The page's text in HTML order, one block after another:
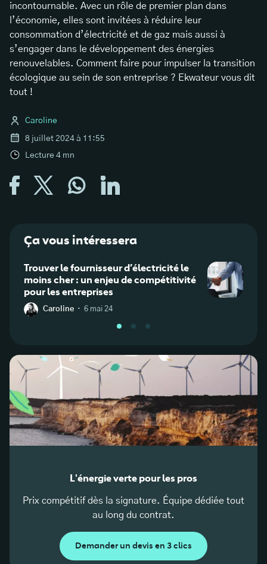
incontournable. Avec un rôle de premier plan dans
l’économie, elles sont invitées à réduire leur
consommation d’électricité et de gaz mais aussi à
s’engager dans le développement des énergies
renouvelables. Comment faire pour impulser la transition
écologique au sein de son entreprise ? Ekwateur vous dit
tout !
Caroline
8 juillet 2024 à 11:55
Lecture 4 mn
Ça vous intéressera
Trouver le fournisseur d’électricité le
moins cher : un enjeu de compétitivité
pour les entreprises
Caroline · 6 mai 24
L'énergie verte pour les pros
Prix compétitif dès la signature. Équipe dédiée tout
au long du contrat.
Demander un devis en 3 clics